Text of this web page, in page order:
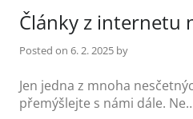
Články z internetu
Posted on 6. 2. 2025 by
Jen jedna z mnoha
přemýšlejte s námi dále.